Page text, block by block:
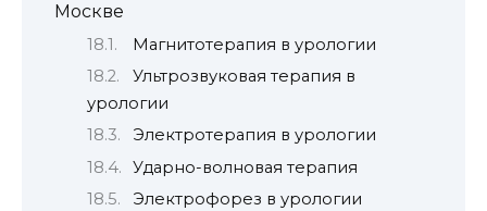
Москве
Магнитотерапия в урологии
Ультрозвуковая терапия в
урологии
Электротерапия в урологии
Ударно-волновая терапия
Электрофорез в урологии